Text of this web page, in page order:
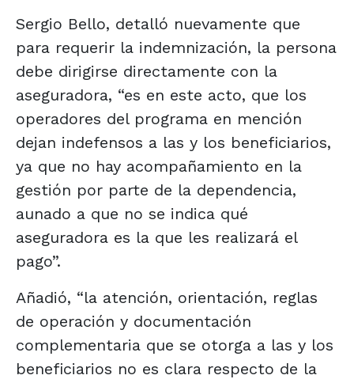
Sergio Bello, detalló nuevamente que
para requerir la indemnización, la persona
debe dirigirse directamente con la
aseguradora, “es en este acto, que los
operadores del programa en mención
dejan indefensos a las y los beneficiarios,
ya que no hay acompañamiento en la
gestión por parte de la dependencia,
aunado a que no se indica qué
aseguradora es la que les realizará el
pago”.
Añadió, “la atención, orientación, reglas
de operación y documentación
complementaria que se otorga a las y los
beneficiarios no es clara respecto de la